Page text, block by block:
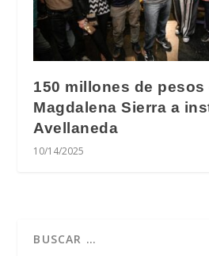
150 millones de pesos
Magdalena Sierra a
Avellaneda
10/14/2025